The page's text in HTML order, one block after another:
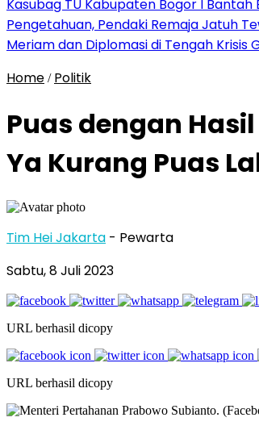
Kasubag TU Kabupaten Bogor I Bantah
Pengetahuan, Pendaki Remaja Jatuh
Meriam dan Diplomasi di Tengah
Home / Politik
Puas dengan
Ya Kurang Puas
Tim Hei Jakarta - Pewarta
Sabtu, 8 Juli 2023
URL berhasil dicopy
URL berhasil dicopy